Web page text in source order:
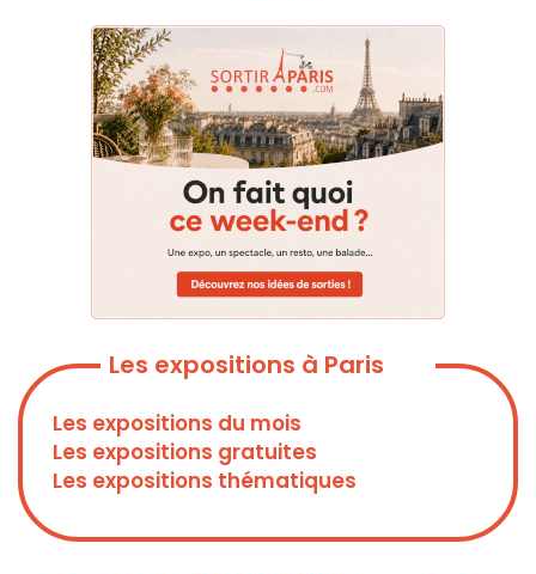
Les expositions à Paris
Les expositions du mois
Les expositions gratuites
Les expositions thématiques